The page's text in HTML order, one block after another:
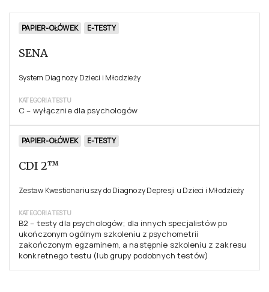
PAPIER-OŁÓWEK E-TESTY
SENA
System Diagnozy Dzieci i Młodzieży
KATEGORIA TESTU
C – wyłącznie dla psychologów
PAPIER-OŁÓWEK E-TESTY
CDI 2™
Zestaw Kwestionariuszy do Diagnozy Depresji u Dzieci i Młodzieży
KATEGORIA TESTU
B2 – testy dla psychologów; dla innych specjalistów po
ukończonym ogólnym szkoleniu z psychometrii
zakończonym egzaminem, a następnie szkoleniu z zakresu
konkretnego testu (lub grupy podobnych testów)